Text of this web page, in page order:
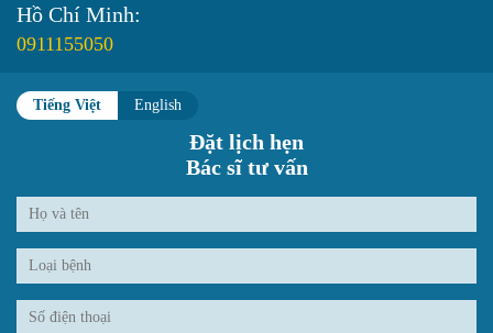
Hồ Chí Minh:
0911155050
Tiếng Việt English
Đặt lịch hẹn
Bác sĩ tư vấn